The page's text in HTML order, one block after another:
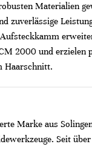
Materialien
zuverlässige
2000 und erzielen
Haarschnitt.
Marke aus
Seit